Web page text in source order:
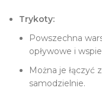
Trykoty:
Powszechna
opływowe i
Można je łączyć
samodzielnie.